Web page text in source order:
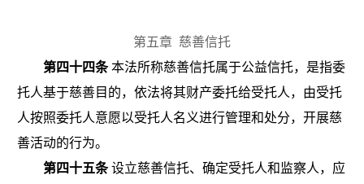
第五章 慈善信托
第四十四条本法所称慈善信托属于公益信托，是指委
托人基于慈善目的，依法将其财产委托给受托人，由受托
人按照委托人意愿以受托人名义进行管理和处分，开展慈
善活动的行为。
第四十五条设立慈善信托、确定受托人和监察人，应